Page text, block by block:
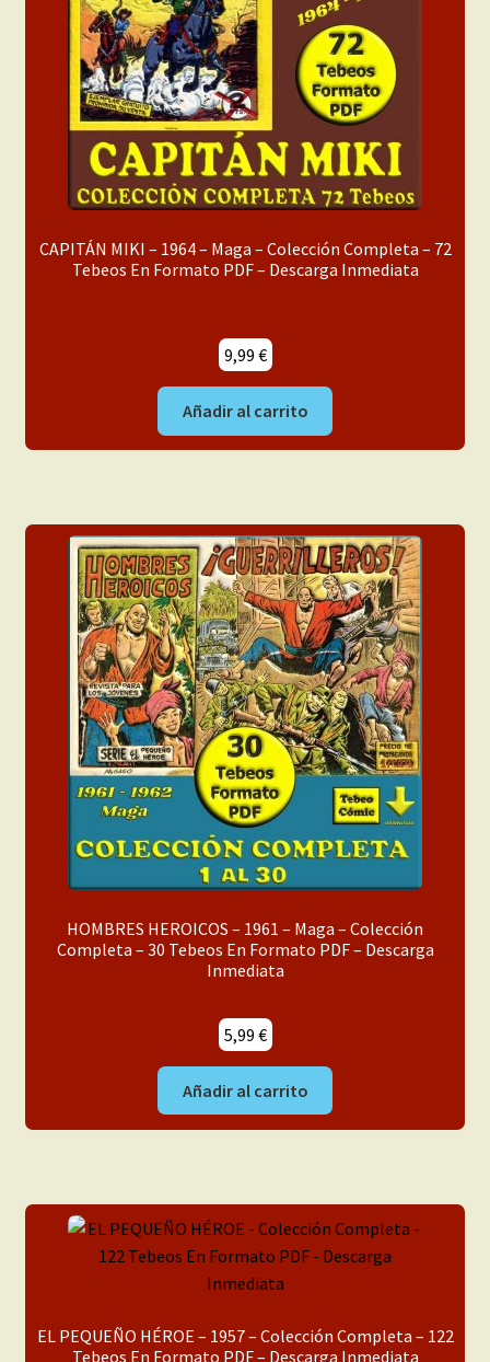
Mi cuenta
CAPITÁN MIKI – 1964 – Maga – Colección Completa – 72
Tebeos En Formato PDF – Descarga Inmediata
9,99 €
Añadir al carrito
HOMBRES HEROICOS – 1961 – Maga – Colección
Completa – 30 Tebeos En Formato PDF – Descarga
Inmediata
5,99 €
Añadir al carrito
EL PEQUEÑO HÉROE – 1957 – Colección Completa – 122
Tebeos En Formato PDF – Descarga Inmediata